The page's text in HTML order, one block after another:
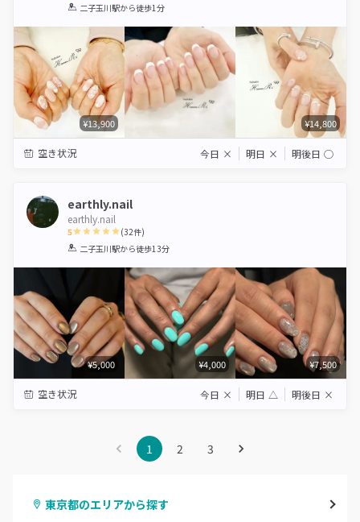
1 2 3 4 5
二子玉川駅から徒歩1分
¥13,900 ¥14,800
空き状況 今日 × 明日 × 明後日 ◯
earthly.nail
earthly.nail
5
1 2 3 4 5
(32件)
二子玉川駅から徒歩13分
¥5,000 ¥4,000 ¥7,500
空き状況 今日 × 明日 △ 明後日 ×
1 2 3
東京都のエリアから探す